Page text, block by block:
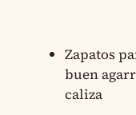
Zapatos
buen
caliza